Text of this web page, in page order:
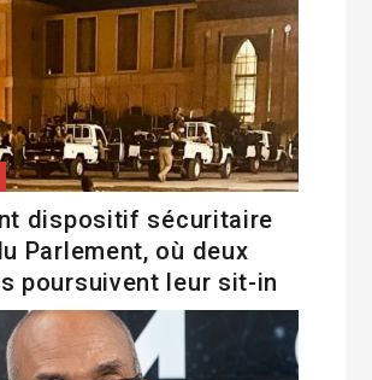
dispositif sécuritaire
Parlement, où deux
poursuivent leur sit-in